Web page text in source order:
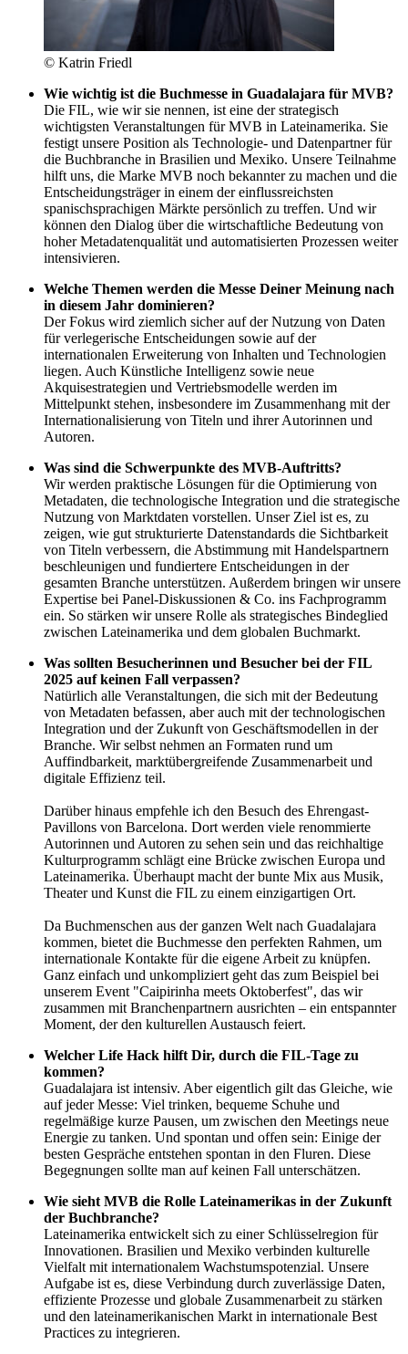
© Katrin Friedl
Wie wichtig ist die Buchmesse in Guadalajara für MVB?
Die FIL, wie wir sie nennen, ist eine der strategisch
wichtigsten Veranstaltungen für MVB in Lateinamerika. Sie
festigt unsere Position als Technologie- und Datenpartner für
die Buchbranche in Brasilien und Mexiko. Unsere Teilnahme
hilft uns, die Marke MVB noch bekannter zu machen und die
Entscheidungsträger in einem der einflussreichsten
spanischsprachigen Märkte persönlich zu treffen. Und wir
können den Dialog über die wirtschaftliche Bedeutung von
hoher Metadatenqualität und automatisierten Prozessen weiter
intensivieren.
Welche Themen werden die Messe Deiner Meinung nach
in diesem Jahr dominieren?
Der Fokus wird ziemlich sicher auf der Nutzung von Daten
für verlegerische Entscheidungen sowie auf der
internationalen Erweiterung von Inhalten und Technologien
liegen. Auch Künstliche Intelligenz sowie neue
Akquisestrategien und Vertriebsmodelle werden im
Mittelpunkt stehen, insbesondere im Zusammenhang mit der
Internationalisierung von Titeln und ihrer Autorinnen und
Autoren.
Was sind die Schwerpunkte des MVB-Auftritts?
Wir werden praktische Lösungen für die Optimierung von
Metadaten, die technologische Integration und die strategische
Nutzung von Marktdaten vorstellen. Unser Ziel ist es, zu
zeigen, wie gut strukturierte Datenstandards die Sichtbarkeit
von Titeln verbessern, die Abstimmung mit Handelspartnern
beschleunigen und fundiertere Entscheidungen in der
gesamten Branche unterstützen. Außerdem bringen wir unsere
Expertise bei Panel-Diskussionen & Co. ins Fachprogramm
ein. So stärken wir unsere Rolle als strategisches Bindeglied
zwischen Lateinamerika und dem globalen Buchmarkt.
Was sollten Besucherinnen und Besucher bei der FIL
2025 auf keinen Fall verpassen?
Natürlich alle Veranstaltungen, die sich mit der Bedeutung
von Metadaten befassen, aber auch mit der technologischen
Integration und der Zukunft von Geschäftsmodellen in der
Branche. Wir selbst nehmen an Formaten rund um
Auffindbarkeit, marktübergreifende Zusammenarbeit und
digitale Effizienz teil.
Darüber hinaus empfehle ich den Besuch des Ehrengast-
Pavillons von Barcelona. Dort werden viele renommierte
Autorinnen und Autoren zu sehen sein und das reichhaltige
Kulturprogramm schlägt eine Brücke zwischen Europa und
Lateinamerika. Überhaupt macht der bunte Mix aus Musik,
Theater und Kunst die FIL zu einem einzigartigen Ort.
Da Buchmenschen aus der ganzen Welt nach Guadalajara
kommen, bietet die Buchmesse den perfekten Rahmen, um
internationale Kontakte für die eigene Arbeit zu knüpfen.
Ganz einfach und unkompliziert geht das zum Beispiel bei
unserem Event "Caipirinha meets Oktoberfest", das wir
zusammen mit Branchenpartnern ausrichten – ein entspannter
Moment, der den kulturellen Austausch feiert.
Welcher Life Hack hilft Dir, durch die FIL-Tage zu
kommen?
Guadalajara ist intensiv. Aber eigentlich gilt das Gleiche, wie
auf jeder Messe: Viel trinken, bequeme Schuhe und
regelmäßige kurze Pausen, um zwischen den Meetings neue
Energie zu tanken. Und spontan und offen sein: Einige der
besten Gespräche entstehen spontan in den Fluren. Diese
Begegnungen sollte man auf keinen Fall unterschätzen.
Wie sieht MVB die Rolle Lateinamerikas in der Zukunft
der Buchbranche?
Lateinamerika entwickelt sich zu einer Schlüsselregion für
Innovationen. Brasilien und Mexiko verbinden kulturelle
Vielfalt mit internationalem Wachstumspotenzial. Unsere
Aufgabe ist es, diese Verbindung durch zuverlässige Daten,
effiziente Prozesse und globale Zusammenarbeit zu stärken
und den lateinamerikanischen Markt in internationale Best
Practices zu integrieren.